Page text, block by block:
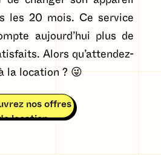
les 20 mois. Ce service
aujourd’hui plus de
Alors qu’attendez-
la location ? 😜
nos offres
location